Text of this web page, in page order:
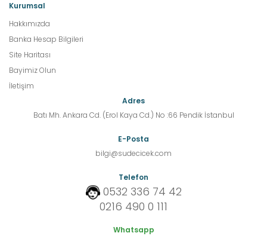
Kurumsal
Hakkımızda
Banka Hesap Bilgileri
Site Haritası
Bayimiz Olun
İletişim
Adres
Batı Mh. Ankara Cd. (Erol Kaya Cd.) No :66 Pendik İstanbul
E-Posta
bilgi@sudecicek.com
Telefon
0532 336 74 42
0216 490 0 111
Whatsapp